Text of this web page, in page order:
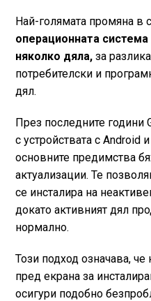
Най-голямата промяна в
операционната
няколко дяла,за
потребителски и
дял.
През последните години
с устройствата с Android
основните предимства
актуализации. Те
се инсталира на
докато активният дял
нормално.
Този подход означава,
пред екрана за
осигури подобно